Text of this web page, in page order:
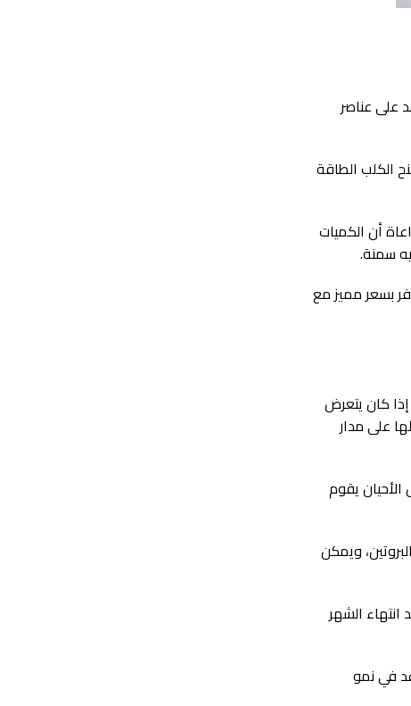
على عناصر
الكلب الطاقة
أن الكميات
سمنة.
بسعر مميز مع
كان يتعرض
على مدار
الفاصل بين الوجبات من 8 إلى 10 ساعات، وفي بعض الأحيان يقوم
ويمكن
الشهر
في نمو